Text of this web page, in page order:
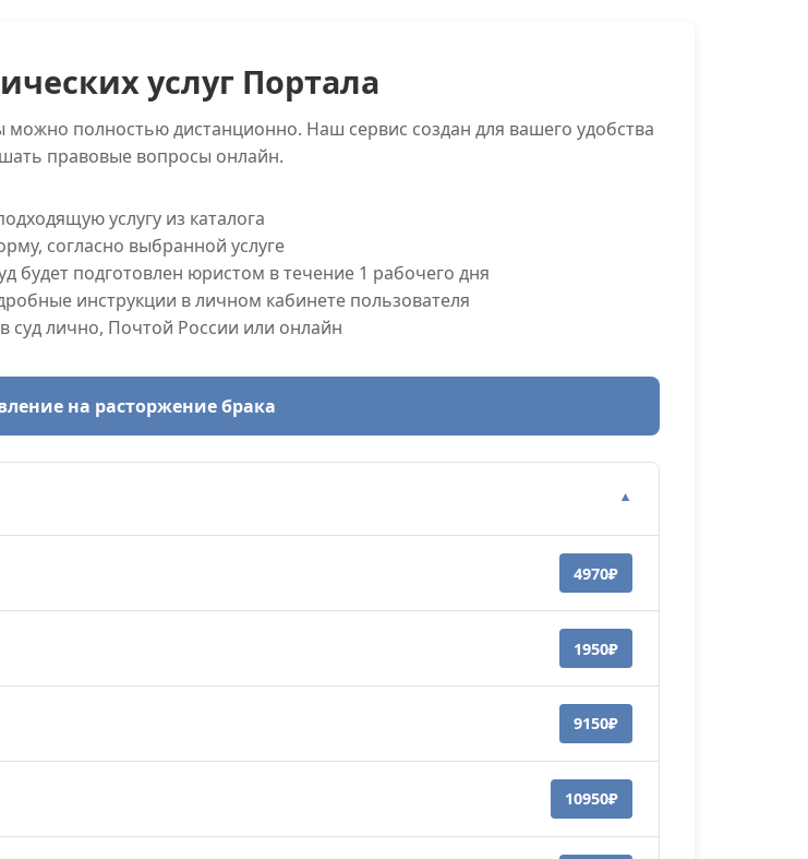
услуг Портала
полностью дистанционно. Наш сервис создан для вашего удобства
правовые вопросы онлайн.
услугу из каталога
согласно выбранной услуге
будет подготовлен юристом в течение 1 рабочего дня
инструкции в личном кабинете пользователя
суд лично, Почтой России или онлайн
на расторжение брака
▼
4970₽
1950₽
9150₽
10950₽